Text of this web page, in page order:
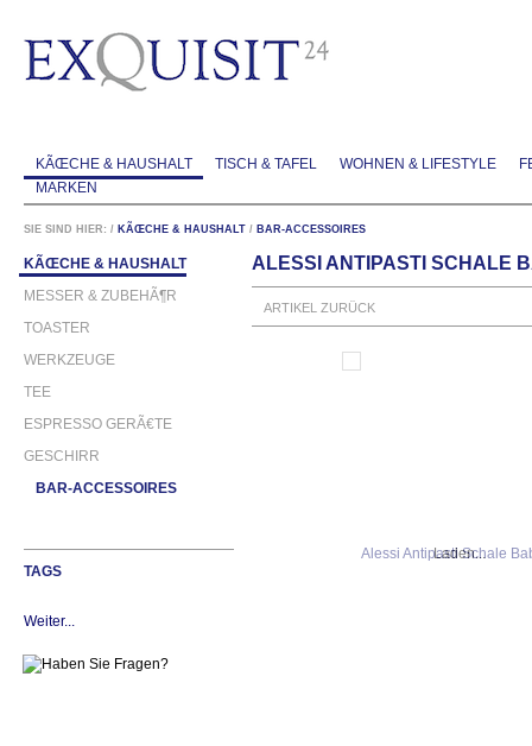
KÃŒCHE & HAUSHALT TISCH & TAFEL WOHNEN & LIFESTYLE
MARKEN
SIE SIND HIER: / KÃŒCHE & HAUSHALT / BAR-ACCESSOIRES
KÃŒCHE & HAUSHALT
MESSER & ZUBEHÃ¶R
TOASTER
WERKZEUGE
TEE
ESPRESSO GERÃ€TE
GESCHIRR
BAR-ACCESSOIRES
TAGS
Weiter...
ALESSI ANTIPASTI SCHALE
ARTIKEL ZURÜCK
Laden...